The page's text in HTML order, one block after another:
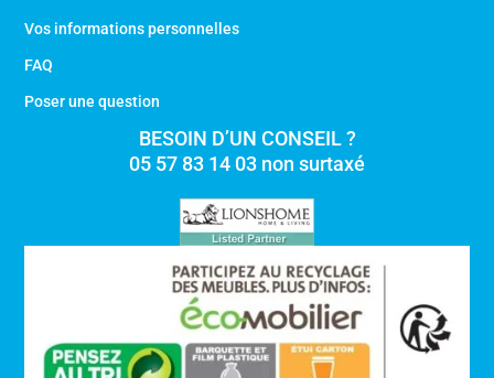
Vos informations personnelles
FAQ
Poser une question
BESOIN D’UN CONSEIL ?
05 57 83 14 03 non surtaxé